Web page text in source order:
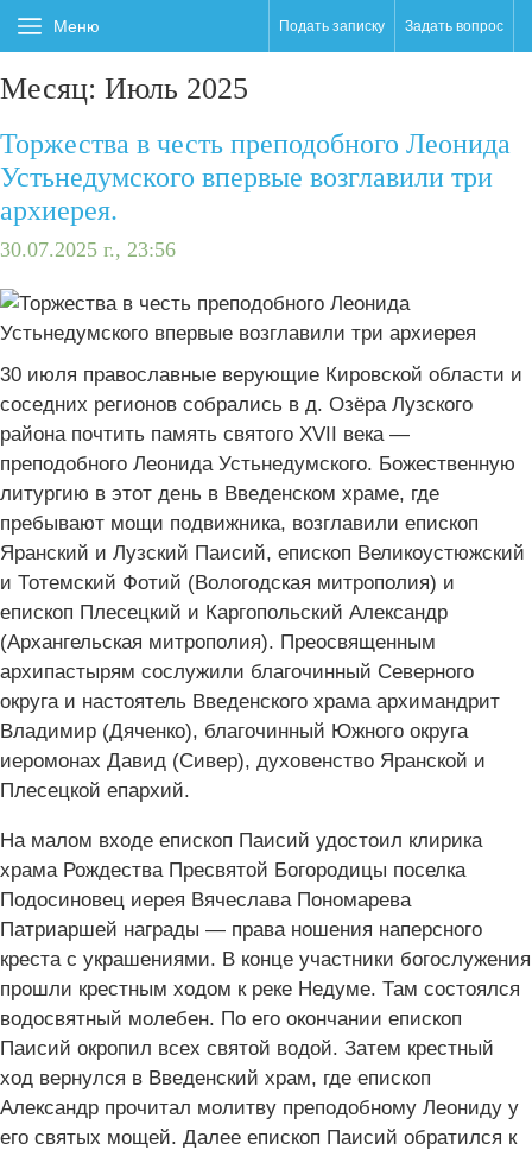
Меню Подать записку Задать вопрос
Месяц: Июль 2025
Торжества в честь преподобного Леонида
Устьнедумского впервые возглавили три
архиерея.
30.07.2025 г., 23:56
30 июля православные верующие Кировской области и
соседних регионов собрались в д. Озёра Лузского
района почтить память святого XVII века —
преподобного Леонида Устьнедумского. Божественную
литургию в этот день в Введенском храме, где
пребывают мощи подвижника, возглавили епископ
Яранский и Лузский Паисий, епископ Великоустюжский
и Тотемский Фотий (Вологодская митрополия) и
епископ Плесецкий и Каргопольский Александр
(Архангельская митрополия). Преосвященным
архипастырям сослужили благочинный Северного
округа и настоятель Введенского храма архимандрит
Владимир (Дяченко), благочинный Южного округа
иеромонах Давид (Сивер), духовенство Яранской и
Плесецкой епархий.
На малом входе епископ Паисий удостоил клирика
храма Рождества Пресвятой Богородицы поселка
Подосиновец иерея Вячеслава Пономарева
Патриаршей награды — права ношения наперсного
креста с украшениями. В конце участники богослужения
прошли крестным ходом к реке Недуме. Там состоялся
водосвятный молебен. По его окончании епископ
Паисий окропил всех святой водой. Затем крестный
ход вернулся в Введенский храм, где епископ
Александр прочитал молитву преподобному Леониду у
его святых мощей. Далее епископ Паисий обратился к